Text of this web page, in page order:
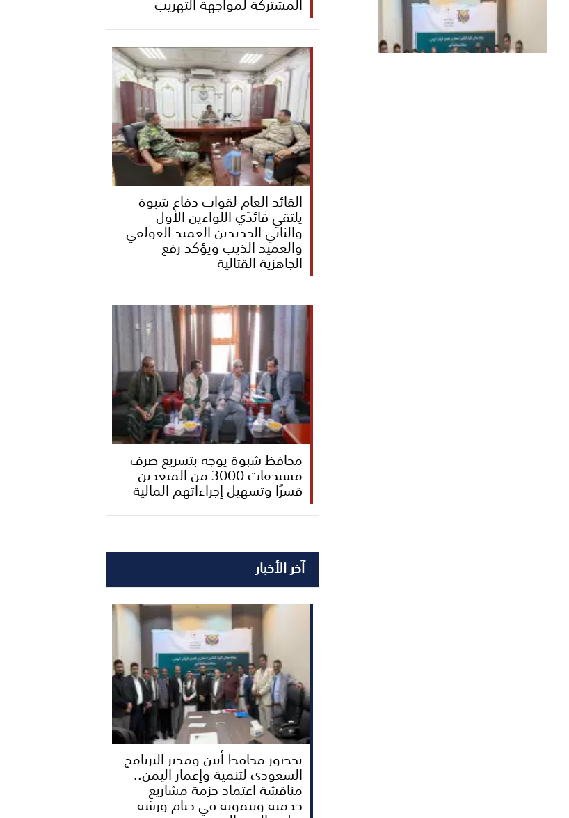
القائد العام لقوات دفاع شبوة
يلتقي قائدَي اللواءين الأول
والثاني الجديدين العميد العولقي
والعميد الذيب ويؤكد رفع
الجاهزية القتالية
محافظ شبوة يوجه بتسريع صرف
مستحقات 3000 من المبعدين
قسرًا وتسهيل إجراءاتهم المالية
آخر الأخبار
بحضور محافظ أبين ومدير البرنامج
السعودي لتنمية وإعمار اليمن..
مناقشة اعتماد حزمة مشاريع
خدمية وتنموية في ختام ورشة